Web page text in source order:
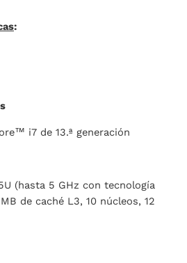
:
i7 de 13.ª generación
(hasta 5 GHz con tecnología
de caché L3, 10 núcleos, 12